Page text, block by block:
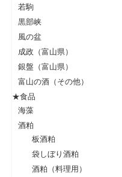
若駒
黒部峡
風の盆
成政（富山県）
銀盤（富山県）
富山の酒（その他）
★食品
海藻
酒粕
板酒粕
袋しぼり酒粕
酒粕（料理用）